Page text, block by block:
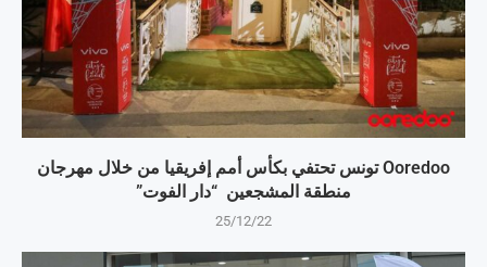
Ooredoo تونس تحتفي بكأس أمم إفريقيا من خلال مهرجان
منطقة المشجعين “دار الفوت”
25/12/22